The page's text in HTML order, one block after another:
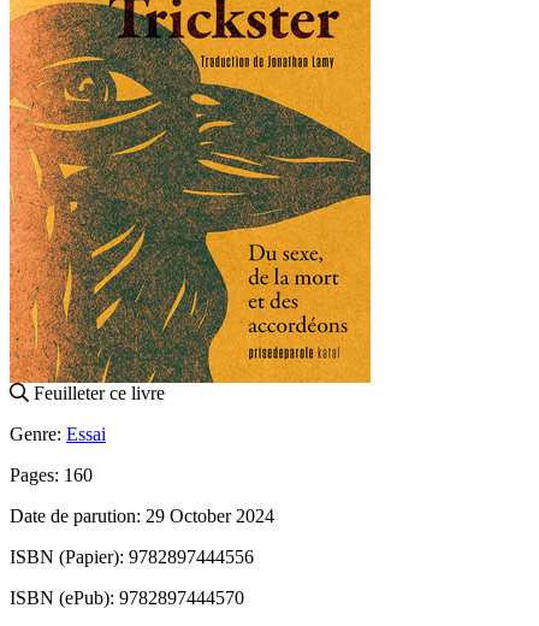
Feuilleter ce livre
Genre: Essai
Pages: 160
Date de parution: 29 October 2024
ISBN (Papier): 9782897444556
ISBN (ePub): 9782897444570